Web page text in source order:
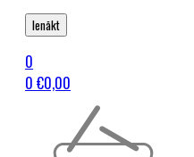
0
0 €0,00